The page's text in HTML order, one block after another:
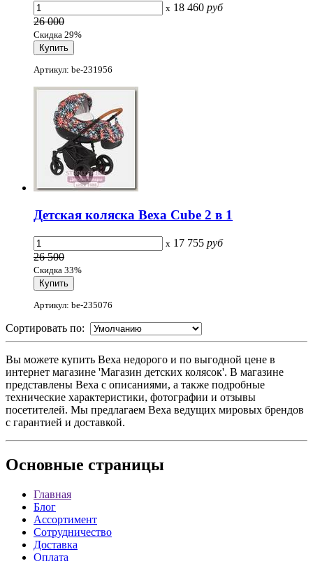
x 18 460 руб
26 000
Скидка 29%
Артикул: be-231956
Детская коляска Bexa Cube 2 в 1
x 17 755 руб
26 500
Скидка 33%
Артикул: be-235076
Сортировать по:
Вы можете купить Bexa недорого и по выгодной цене в
интернет магазине 'Магазин детских колясок'. В магазине
представлены Bexa с описаниями, а также подробные
технические характеристики, фотографии и отзывы
посетителей. Мы предлагаем Bexa ведущих мировых брендов
с гарантией и доставкой.
Основные страницы
Главная
Блог
Ассортимент
Сотрудничество
Доставка
Оплата